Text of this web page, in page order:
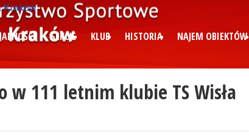
SEKCJE KLUB HISTORIA NAJEM OBIEKTÓW
w 111 letnim klubie TS Wisła